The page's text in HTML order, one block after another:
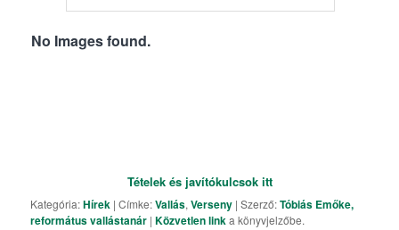
No Images found.
Tételek és javítókulcsok itt
Kategória:Hírek | Címke:Vallás,Verseny | Szerző:Tóbiás Emőke,
református vallástanár |Közvetlen linka könyvjelzőbe.